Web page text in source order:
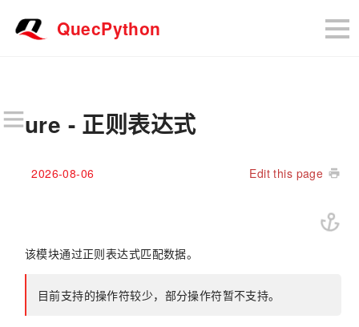
QuecPython
ure - 正则表达式
2026-08-06 Edit this page
该模块通过正则表达式匹配数据。
目前支持的操作符较少，部分操作符暂不支持。